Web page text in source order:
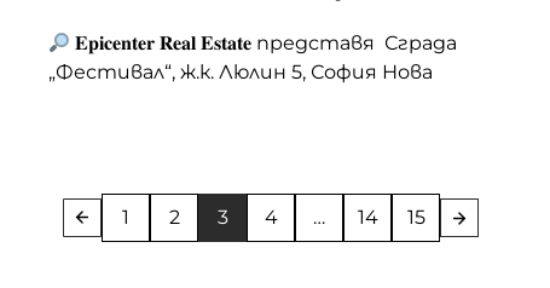
София
𝐄𝐩𝐢𝐜𝐞𝐧𝐭𝐞𝐫 𝐑𝐞𝐚𝐥 𝐄𝐬𝐭𝐚𝐭𝐞 представя Сграда
„Фестивал“, ж.к. Люлин 5, София Нова
„Фестивал“ е проектирана с внимание
към комфорта, енергийната
ефективност и качеството на
1 2 3 4 … 14 15